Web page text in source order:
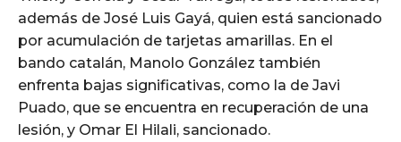
además de José Luis Gayá, quien está sancionado
por acumulación de tarjetas amarillas. En el
bando catalán, Manolo González también
enfrenta bajas significativas, como la de Javi
Puado, que se encuentra en recuperación de una
lesión, y Omar El Hilali, sancionado.